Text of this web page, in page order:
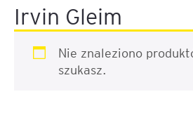
Irvin Gleim
Nie znaleziono
szukasz.